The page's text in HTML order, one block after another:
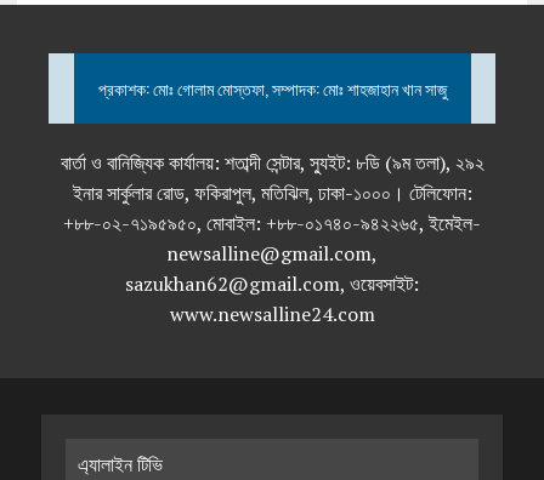
প্রকাশক: মোঃ গোলাম মোস্তফা, সম্পাদক: মোঃ শাহজাহান খান সাজু
বার্তা ও বানিজ্যিক কার্যালয়: শতাব্দী সেন্টার, স্যুইট: ৮ডি (৯ম তলা), ২৯২
ইনার সার্কুলার রোড, ফকিরাপুল, মতিঝিল, ঢাকা-১০০০। টেলিফোন:
+৮৮-০২-৭১৯৫৯৫০, মোবাইল: +৮৮-০১৭৪০-৯৪২২৬৫, ইমেইল-
newsalline@gmail.com,
sazukhan62@gmail.com, ওয়েবসাইট:
www.newsalline24.com
এ্যালাইন টিভি